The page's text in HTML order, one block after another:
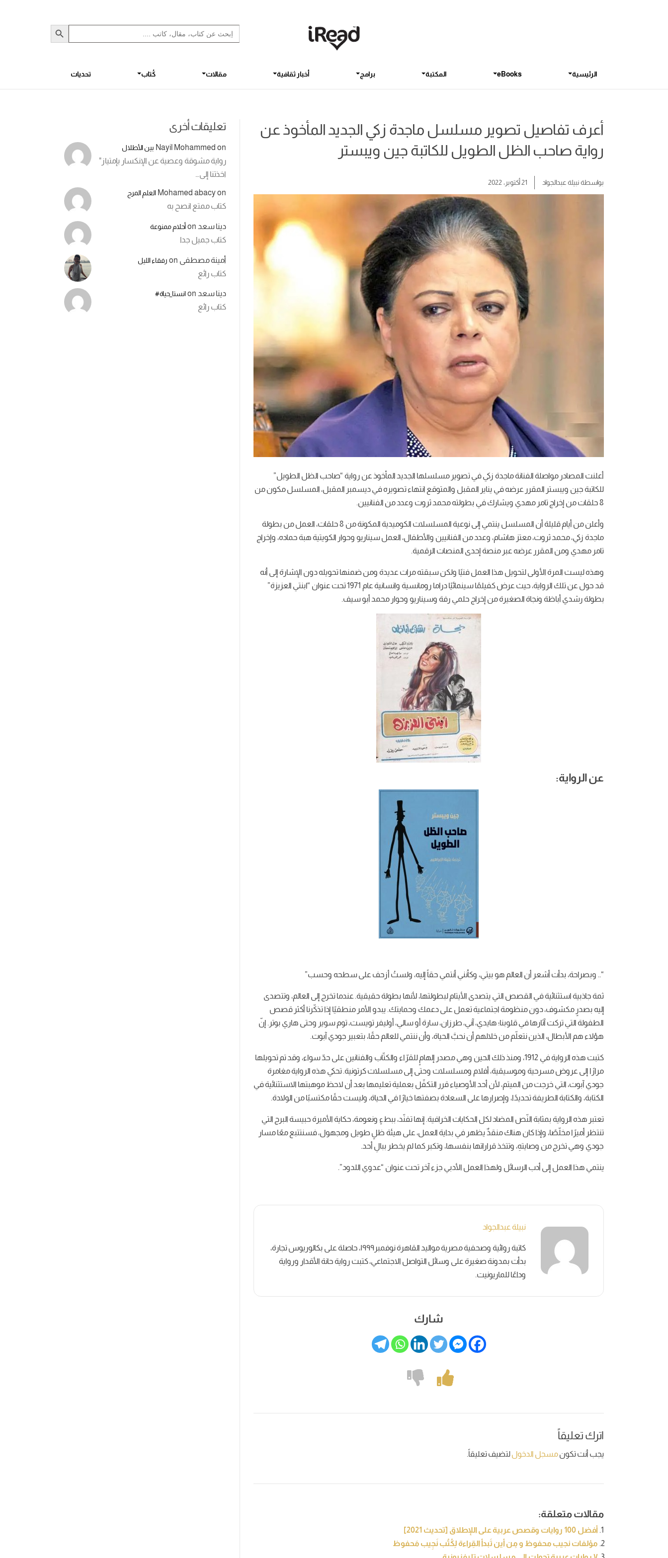
Search
for:
Search Button
الرئيسية eBooks المكتبة برامج أخبار ثقافية مقالات كُتاب تحديات
أعرف تفاصيل تصوير مسلسل ماجدة زكي الجديد المأخوذ عن
رواية صاحب الظل الطويل للكاتبة جين ويبستر
بواسطةنبيلة عبدالجواد 21 أكتوبر، 2022
أعلنت المصادر مواصلة الفنانة ماجدة زكي في تصوير مسلسلها الجديد المأخوذ عن رواية “صاحب الظل الطويل”
للكاتبة جين ويبستر المقرر عرضه في يناير المقبل والمتوقع انتهاء تصويره في ديسمبر المقبل، المسلسل مكون من
8 حلقات من إخراج تامر مهدي ويشارك في بطولته محمد ثروت وعدد من الفنانيين.
وأعلن من أيام قليلة أن المسلسل ينتمي إلى نوعية المسلسلات الكوميدية المكونة من 8 حلقات، العمل من بطولة
ماجدة زكي، محمد ثروت، معتز هاشام، وعدد من الفنانيين والأطفال، العمل سيناريو وحوار الكويتية هبة حماده، وإخراج
تامر مهدي ومن المقرر عرضه عبر منصة إحدى المنصات الرقمية.
وهذه ليست المرة الأولى لتحويل هذا العمل فنيًا ولكن سبقته مرات عديدة ومن ضمنها تحويله دون الإشارة إلى أنه
قد حول عن تلك الرواية، حيث عرض كفيلمًا سينمائيًا دراما رومانسية وانسانية عام 1971 تحت عنوان “ابنتي العزيزة”
بطولة رشدي أباظة ونجاة الصغيرة من إخراج حلمي رفة وسيناريو وحوار محمد أبو سيف.
عن الرواية:
“.. وبصراحة، بدأت أشعر أن العالم هو بيتي، وكأنني أنتمي حقاً إليه، ولستُ أزحف على سطحه وحسب”
ثمة جاذبية استثنائية في القصص التي يتصدى الأيتام لبطولتها، لأنها بطولة حقيقية. عندما تخرج إلى العالم، وتتصدى
إليه بصدرٍ مكشوف، دون منظومة اجتماعية تعمل على دعمك وحمايتك. يبدو الأمر منطقيًا إذا تذكّرنا أكثر قصص
الطفولة التي تركت آثارها في قلوبنا؛ هايدي، آني، طرزان، سارة أو سالي، أوليفر تويست، توم سوير وحتى هاري بوتر. إنّ
هؤلاء هم الأبطال، الذين نتعلّم من خلالهم أن نحبَّ الحياة، وأن ننتمي للعالم حقًا، بتعبير جودي آبوت.
كتبت هذه الرواية في 1912، ومنذ ذلك الحين وهي مصدر إلهامٍ للقرّاء والكتّاب والفنانين على حدّ سواء، وقد تم تحويلها
مرارًا إلى عروض مسرحية وموسيقية، أفلام ومسلسلات وحتى إلى مسلسلات كرتونية. تحكي هذه الرواية مغامرة
جودي آبوت، التي خرجت من الميتم، لأن أحد الأوصياء قرر التكفّل بعملية تعليمها بعد أن لاحظ موهبتها الاستثنائية في
الكتابة، والكتابة الطريفة تحديدًا، وإصرارها على السعادة بصفتها خيارًا في الحياة، وليست حقًا مكتسبًا من الولادة.
تعتبر هذه الرواية بمثابة النّص المضاد لكل الحكايات الخرافية. إنها تفنّد، ببطءٍ ونعومة، حكاية الأميرة حبيسة البرج التي
تنتظر أميرًا مخلّصًا، وإذا كان هناك منقذٌ يظهر في بداية العمل، على هيئة ظلٍ طويل ومجهول، فسنتتبع معًا مسار
جودي وهي تخرج من وصايتهِ، وتتخذ قراراتها بنفسها، وتكبر كما لم يخطر ببالِ أحد.
ينتمي هذا العمل إلى أدب الرسائل ولهذا العمل الأدبي جزء آخر تحت عنوان “عدوي اللدود”.
نبيلة عبدالجواد
كاتبة روائية وصحفية مصرية مواليد القاهرة نوفمبر١٩٩٩، حاصلة على بكالوريوس تجارة،
بدأت بمدونة صغيرة على وسائل التواصل الاجتماعي، كتبت رواية حانة الأقدار ورواية
وداعًا للماريونيت.
شارك
اترك تعليقاً
يجب أنت تكونمسجل الدخوللتضيف تعليقاً.
مقالات متعلقة:
أفضل 100 روايات وقصص عربية على اللإطلاق [تحديث 2021]
مؤلفات نجيب محفوظ و مِن أين تَبدأ القِراءة لِكُتُب نَجِيب مَحفوظ
تعليقات أخرى
Nayil Mohammed on بين الأطلال
رواية مشوقة وعصية عن الإنكسار بإمتياز"
اخذتنا إلى…
Mohamed abacyon العلم المرح
كتاب ممتع انصح به
دينا سعد onأحلام ممنوعة
كتاب جميل جدا
أمينة مصطفى on رفقاء الليل
كتاب رائع
دينا سعد onانستا_حياة#
كتاب رائع